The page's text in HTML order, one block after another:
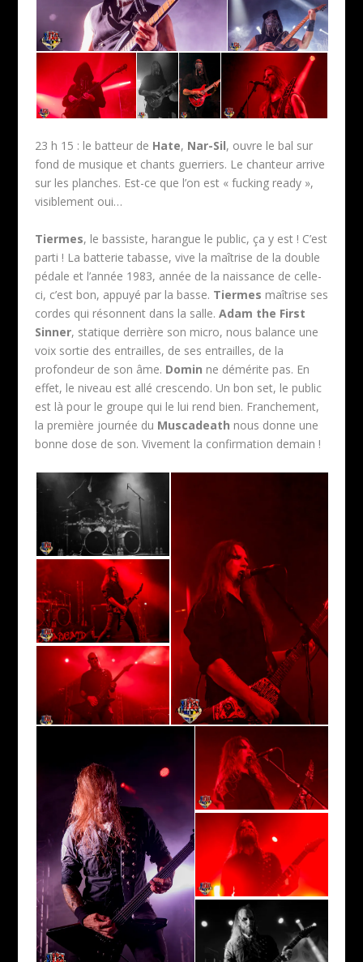
23 h 15 : le batteur de Hate, Nar-Sil, ouvre le bal sur
fond de musique et chants guerriers. Le chanteur arrive
sur les planches. Est-ce que l’on est « fucking ready »,
visiblement oui…
Tiermes, le bassiste, harangue le public, ça y est ! C’est
parti ! La batterie tabasse, vive la maîtrise de la double
pédale et l’année 1983, année de la naissance de celle-
ci, c’est bon, appuyé par la basse. Tiermes maîtrise ses
cordes qui résonnent dans la salle. Adam the First
Sinner, statique derrière son micro, nous balance une
voix sortie des entrailles, de ses entrailles, de la
profondeur de son âme. Domin ne démérite pas. En
effet, le niveau est allé crescendo. Un bon set, le public
est là pour le groupe qui le lui rend bien. Franchement,
la première journée du Muscadeath nous donne une
bonne dose de son. Vivement la confirmation demain !